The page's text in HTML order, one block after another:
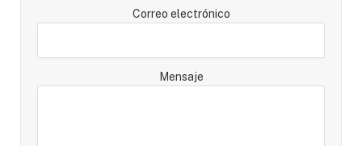
Correo electrónico
Mensaje